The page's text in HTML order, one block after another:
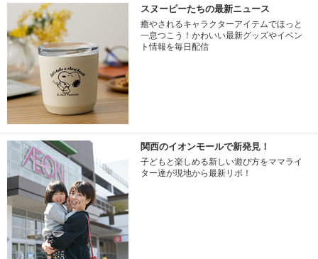
スヌーピーたちの最新ニュース
癒やされるキャラクターアイテムでほっと
一息つこう！かわいい最新グッズやイベン
ト情報を毎日配信
関西のイオンモールで新発見！
子どもと楽しめる新しい遊び方をママライ
ター達が現地から最新リポ！